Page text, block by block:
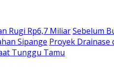
Rugi Rp6,7 MiliarSebelum
Sipange Proyek Drainase
Tunggu Tamu